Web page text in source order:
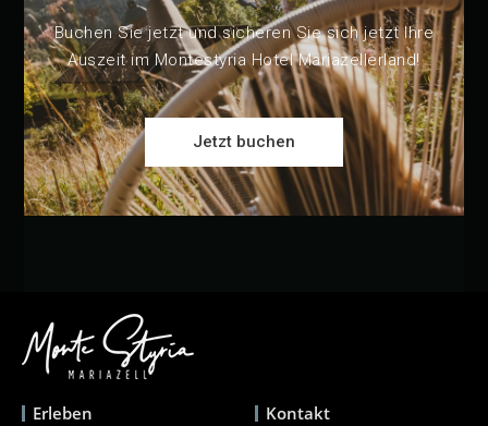
Buchen Sie jetzt und sicheren Sie sich jetzt Ihre
Auszeit im Montestyria Hotel Mariazellerland!
Jetzt buchen
Erleben Kontakt